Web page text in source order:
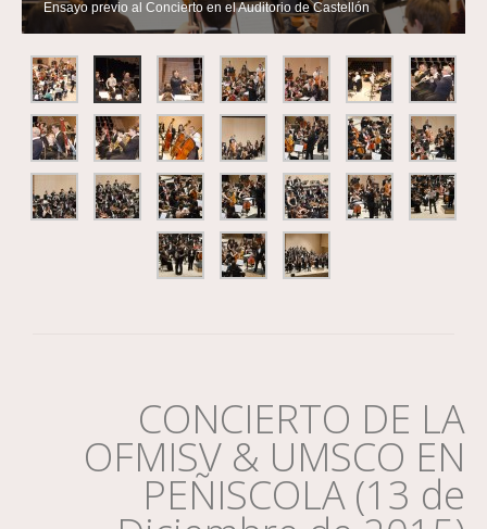
Ensayo previo al Concierto en el Auditorio de Castellón
CONCIERTO DE LA
OFMISV & UMSCO EN
PEÑISCOLA (13 de